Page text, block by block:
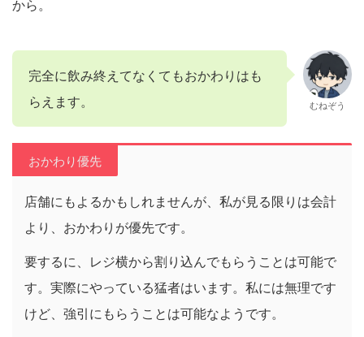
から。
完全に飲み終えてなくてもおかわりはも
らえます。
むねぞう
おかわり優先
店舗にもよるかもしれませんが、私が見る限りは会計
より、おかわりが優先です。
要するに、レジ横から割り込んでもらうことは可能で
す。実際にやっている猛者はいます。私には無理です
けど、強引にもらうことは可能なようです。